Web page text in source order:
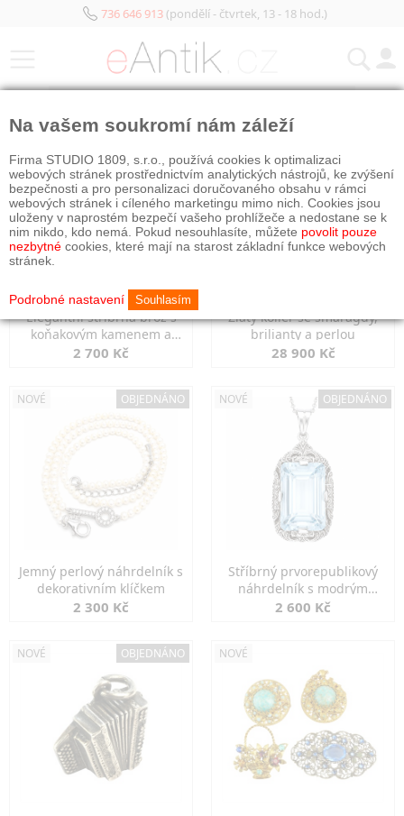
736 646 913(pondělí - čtvrtek, 13 - 18 hod.)
Elegantní stříbrná brož s
koňakovým kamenem a
markazity
2 700 Kč
Zlatý kolier se smaragdy,
brilianty a perlou
28 900 Kč
NOVÉ OBJEDNÁNO
Jemný perlový náhrdelník s
dekorativním klíčkem
2 300 Kč
NOVÉ OBJEDNÁNO
Stříbrný prvorepublikový
náhrdelník s modrým
spinelem
2 600 Kč
NOVÉ OBJEDNÁNO NOVÉ
Na vašem soukromí nám záleží
Firma STUDIO 1809, s.r.o., používá cookies k optimalizaci
webových stránek prostřednictvím analytických nástrojů, ke zvýšení
bezpečnosti a pro personalizaci doručovaného obsahu v rámci
webových stránek i cíleného marketingu mimo nich. Cookies jsou
uloženy v naprostém bezpečí vašeho prohlížeče a nedostane se k
nim nikdo, kdo nemá. Pokud nesouhlasíte, můžete povolit pouze
nezbytné cookies, které mají na starost základní funkce webových
stránek.
Podrobné nastavení Souhlasím